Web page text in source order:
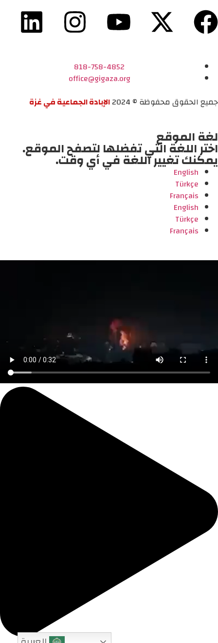
818-758-4852
office@gigaza.org
جميع الحقوق محفوظة © 2024
الإبادة الجماعية في غزة
لغة الموقع
اختر اللغة التي تفضلها لتصفح الموقع.
يمكنك تغيير اللغة في أي وقت.
English
Türkçe
Français
English
Türkçe
Français